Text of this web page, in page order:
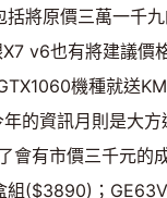
將原價三萬一千
v6也有將建議價
機種就送
年的資訊月則是大
會有市價三千元的
組($3890)；